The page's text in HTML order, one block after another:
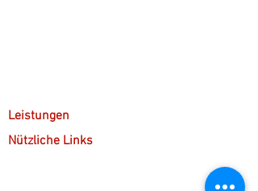
Leistungen
Nützliche Links